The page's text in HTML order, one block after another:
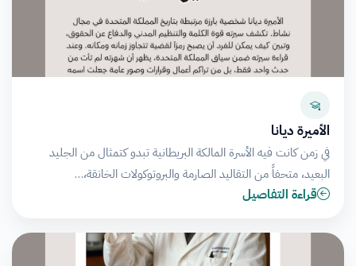
الأميرة ديانا
في زمن كانت فيه الأسرة المالكة البريطانية تبدو كتمثال من الجليد
البعيد، متحفاً من التقاليد الصارمة والبروتوكولات الخانقة،…
قراءة التفاصيل